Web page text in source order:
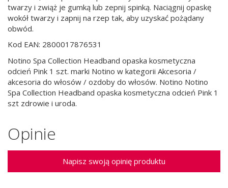
twarzy i zwiąż je gumką lub zepnij spinką. Naciągnij opaskę
wokół twarzy i zapnij na rzep tak, aby uzyskać pożądany
obwód.
Kod EAN: 2800017876531
Notino Spa Collection Headband opaska kosmetyczna
odcień Pink 1 szt. marki Notino w kategorii Akcesoria /
akcesoria do włosów / ozdoby do włosów. Notino Notino
Spa Collection Headband opaska kosmetyczna odcień Pink 1
szt zdrowie i uroda.
Opinie
Napisz swoją opinię produktu